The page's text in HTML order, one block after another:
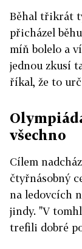
Běhal třikrát
přicházel
míň bolelo a
jednou zkusí
říkal, že to
všechno
Cílem
čtyřnásobný
na ledovcích
jindy. "V
trefili dobré